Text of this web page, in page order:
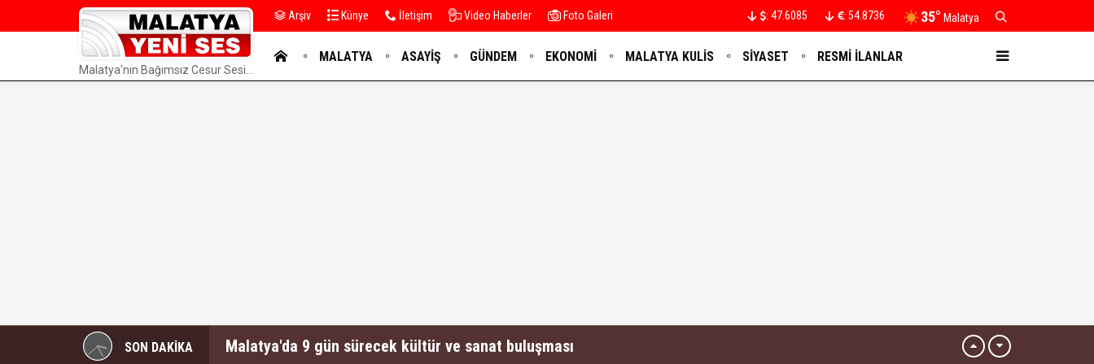
Arşiv Künye İletişim Video Haberler Foto Galeri : 47.6085 : 54.8736 35° Malatya
Malatya'nın Bağımsız Cesur Sesi...
MALATYA ASAYIŞ GÜNDEM EKONOMI MALATYA KULIS SIYASET RESMI İLANLAR
SON DAKİKA Malatya'da 9 gün sürecek kültür ve sanat buluşması